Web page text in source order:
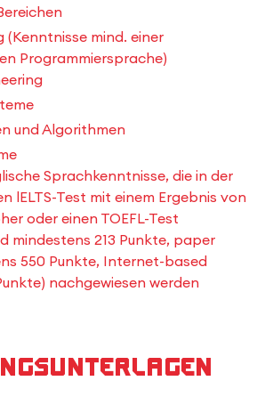
(Kenntnisse mind. einer
Programmiersprache)
und Algorithmen
Sprachkenntnisse, die in der
lELTS-Test mit einem Ergebnis von
oder einen TOEFL-Test
mindestens 213 Punkte, paper
550 Punkte, Internet-based
nachgewiesen werden